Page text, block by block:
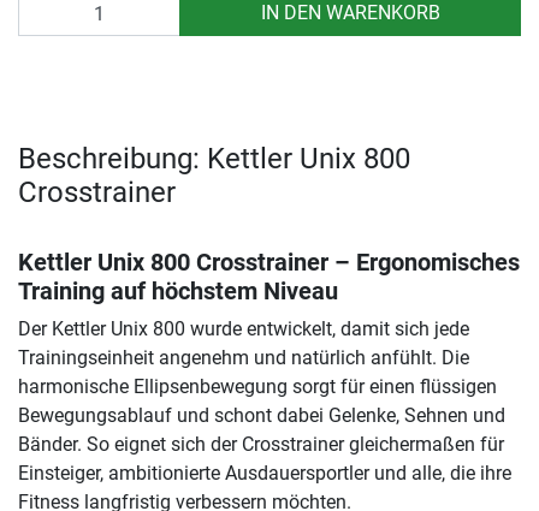
IN DEN WARENKORB
Beschreibung: Kettler Unix 800
Crosstrainer
Kettler Unix 800 Crosstrainer – Ergonomisches
Training auf höchstem Niveau
Der Kettler Unix 800 wurde entwickelt, damit sich jede
Trainingseinheit angenehm und natürlich anfühlt. Die
harmonische Ellipsenbewegung sorgt für einen flüssigen
Bewegungsablauf und schont dabei Gelenke, Sehnen und
Bänder. So eignet sich der Crosstrainer gleichermaßen für
Einsteiger, ambitionierte Ausdauersportler und alle, die ihre
Fitness langfristig verbessern möchten.